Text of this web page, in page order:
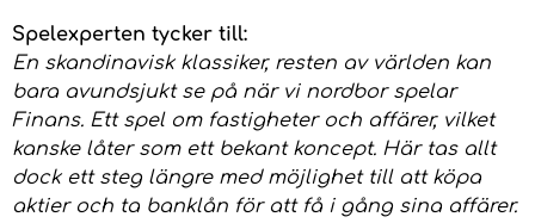
Spelexperten tycker till:
En skandinavisk klassiker, resten av världen kan
bara avundsjukt se på när vi nordbor spelar
Finans. Ett spel om fastigheter och affärer, vilket
kanske låter som ett bekant koncept. Här tas allt
dock ett steg längre med möjlighet till att köpa
aktier och ta banklån för att få i gång sina affärer.